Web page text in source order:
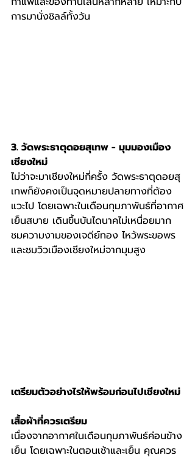
การมานั่งชิลล์ทั้งวัน
3. วัดพระธาตุดอยสุเทพ - มุมมองเมือง
เชียงใหม่
ไม่ว่าจะมาเชียงใหม่กี่ครั้ง วัดพระธาตุดอยสุ
เทพก็ยังคงเป็นจุดหมายปลายทางที่ต้อง
แวะไป โดยเฉพาะในเดือนกุมภาพันธ์ที่อากาศ
เย็นสบาย เดินขึ้นบันไดนาคไม่เหนื่อยมาก
ชมความงามของเจดีย์ทอง ไหว้พระขอพร
และชมวิวเมืองเชียงใหม่จากมุมสูง
เตรียมตัวอย่างไรให้พร้อมก่อนไปเชียงใหม่
เสื้อผ้าที่ควรเตรียม
เนื่องจากอากาศในเดือนกุมภาพันธ์ค่อนข้าง
เย็น โดยเฉพาะในตอนเช้าและเย็น คุณควร